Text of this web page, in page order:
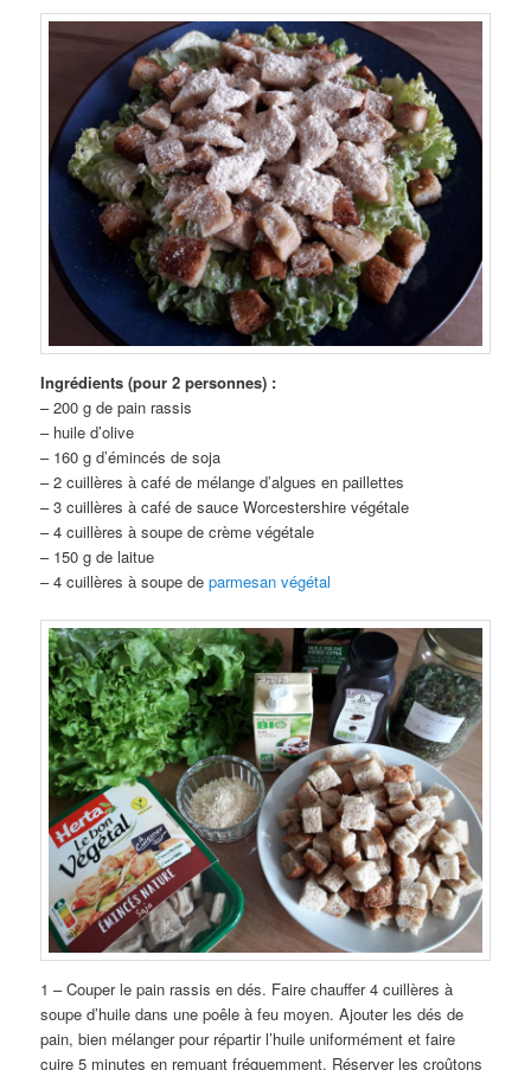
Ingrédients (pour 2 personnes) :
– 200 g de pain rassis
– huile d’olive
– 160 g d’émincés de soja
– 2 cuillères à café de mélange d’algues en paillettes
– 3 cuillères à café de sauce Worcestershire végétale
– 4 cuillères à soupe de crème végétale
– 150 g de laitue
– 4 cuillères à soupe deparmesan végétal
1 – Couper le pain rassis en dés. Faire chauffer 4 cuillères à
soupe d’huile dans une poêle à feu moyen. Ajouter les dés de
pain, bien mélanger pour répartir l’huile uniformément et faire
cuire 5 minutes en remuant fréquemment. Réserver les croûtons